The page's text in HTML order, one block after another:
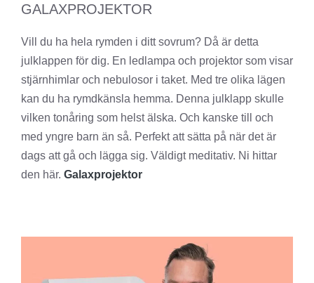
GALAXPROJEKTOR
Vill du ha hela rymden i ditt sovrum? Då är detta
julklappen för dig. En ledlampa och projektor som visar
stjärnhimlar och nebulosor i taket. Med tre olika lägen
kan du ha rymdkänsla hemma. Denna julklapp skulle
vilken tonåring som helst älska. Och kanske till och
med yngre barn än så. Perfekt att sätta på när det är
dags att gå och lägga sig. Väldigt meditativ. Ni hittar
den här. Galaxprojektor